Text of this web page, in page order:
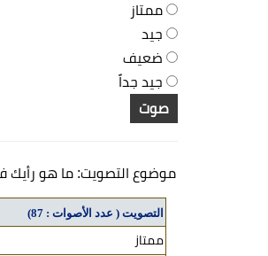
ممتاز
جيد
ضعيف
جيد جداً
موضوع التصويت: ما هو رأيك
التصويت ( عدد الأصوات : 87)
ممتاز